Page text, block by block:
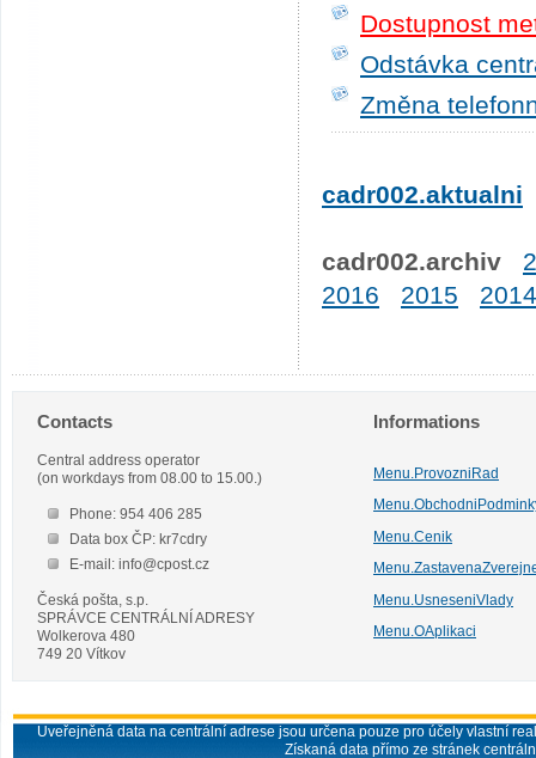
Dostupnost
Odstávka
Změna
cadr002.aktualni
cadr002.archiv
2016
2015 2014
Contacts
Central address operator
(on workdays from 08.00 to 15.00.)
Phone: 954 406 285
Data box ČP: kr7cdry
E-mail: info@cpost.cz
Česká pošta, s.p.
SPRÁVCE CENTRÁLNÍ ADRESY
Wolkerova 480
749 20 Vítkov
Informations
Menu.ProvozniRad
Menu.Cenik
Menu.UsneseniVlady
Menu.OAplikaci
Uveřejněná data na centrální adrese jsou určena pouze pro účely vlastní
Získaná data přímo ze stránek